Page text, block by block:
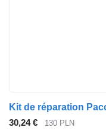
30,24 € 130 PLN